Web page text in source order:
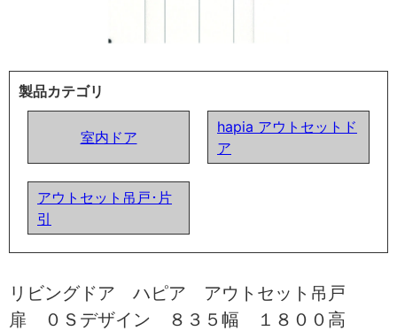
製品カテゴリ
室内ドア
hapia アウトセットド
ア
アウトセット吊戸･片
引
リビングドア ハピア アウトセット吊戸
扉 ０Ｓデザイン ８３５幅 １８００高